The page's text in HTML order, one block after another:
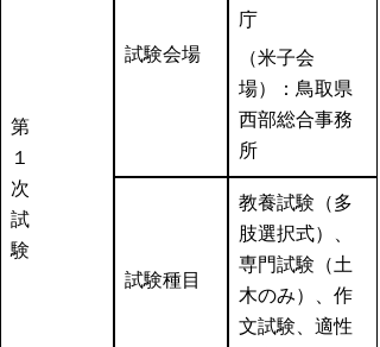
第
１
次
試
験
試験会場
庁
（米子会
場）：鳥取県
西部総合事務
所
試験種目
教養試験（多
肢選択式）、
専門試験（土
木のみ）、作
文試験、適性